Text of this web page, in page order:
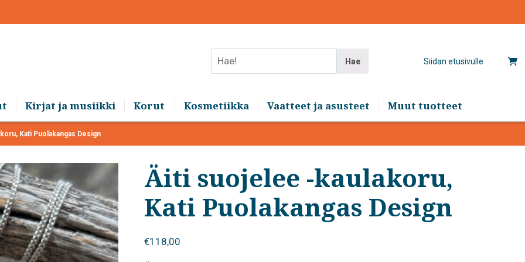
Siidan etusivulle
Hae
Kirjat ja musiikki Korut Kosmetiikka Vaatteet ja asusteet Muut tuotteet
Kati Puolakangas Design
Äiti suojelee -kaulakoru,
Kati Puolakangas Design
€118,00